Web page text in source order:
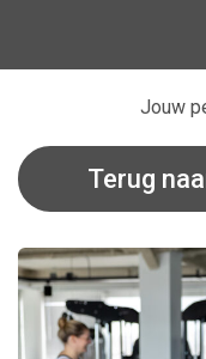
Jouw
Terug